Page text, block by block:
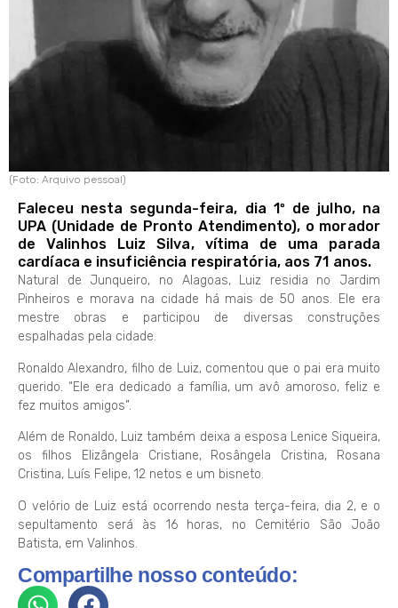
(Foto: Arquivo pessoal)
Faleceu nesta segunda-feira, dia 1º de julho, na
UPA (Unidade de Pronto Atendimento), o morador
de Valinhos Luiz Silva, vítima de uma parada
cardíaca e insuficiência respiratória, aos 71 anos.
Natural de Junqueiro, no Alagoas, Luiz residia no Jardim
Pinheiros e morava na cidade há mais de 50 anos. Ele era
mestre obras e participou de diversas construções
espalhadas pela cidade.
Ronaldo Alexandro, filho de Luiz, comentou que o pai era muito
querido. “Ele era dedicado a família, um avô amoroso, feliz e
fez muitos amigos”.
Além de Ronaldo, Luiz também deixa a esposa Lenice Siqueira,
os filhos Elizângela Cristiane, Rosângela Cristina, Rosana
Cristina, Luís Felipe, 12 netos e um bisneto.
O velório de Luiz está ocorrendo nesta terça-feira, dia 2, e o
sepultamento será às 16 horas, no Cemitério São João
Batista, em Valinhos.
Compartilhe nosso conteúdo: